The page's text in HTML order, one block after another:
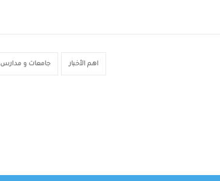
اهم الأخبار جامعات و مدارس